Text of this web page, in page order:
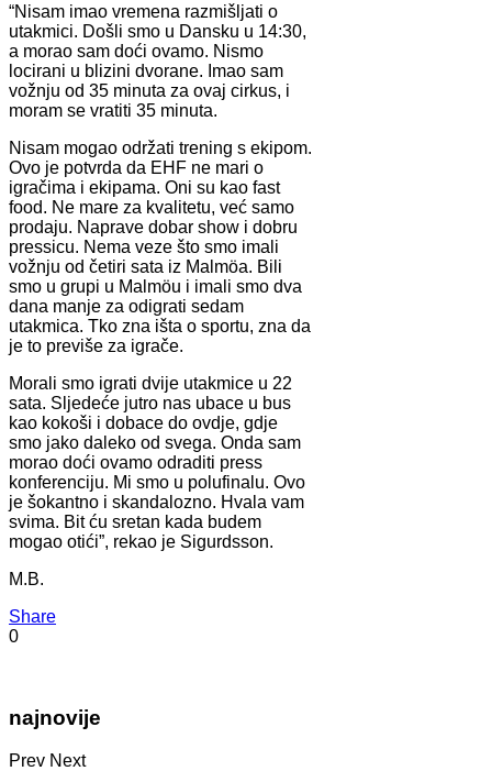
“Nisam imao vremena razmišljati o
utakmici. Došli smo u Dansku u 14:30,
a morao sam doći ovamo. Nismo
locirani u blizini dvorane. Imao sam
vožnju od 35 minuta za ovaj cirkus, i
moram se vratiti 35 minuta.
Nisam mogao održati trening s ekipom.
Ovo je potvrda da EHF ne mari o
igračima i ekipama. Oni su kao fast
food. Ne mare za kvalitetu, već samo
prodaju. Naprave dobar show i dobru
pressicu. Nema veze što smo imali
vožnju od četiri sata iz Malmöa. Bili
smo u grupi u Malmöu i imali smo dva
dana manje za odigrati sedam
utakmica. Tko zna išta o sportu, zna da
je to previše za igrače.
Morali smo igrati dvije utakmice u 22
sata. Sljedeće jutro nas ubace u bus
kao kokoši i dobace do ovdje, gdje
smo jako daleko od svega. Onda sam
morao doći ovamo odraditi press
konferenciju. Mi smo u polufinalu. Ovo
je šokantno i skandalozno. Hvala vam
svima. Bit ću sretan kada budem
mogao otići”, rekao je Sigurdsson.
M.B.
Share
0
najnovije
Prev Next